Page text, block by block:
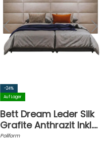
-24%
Auf Lager
Bett Dream Leder Silk
Grafite Anthrazit Inkl.
Wandpaneel Stoff
Poliform